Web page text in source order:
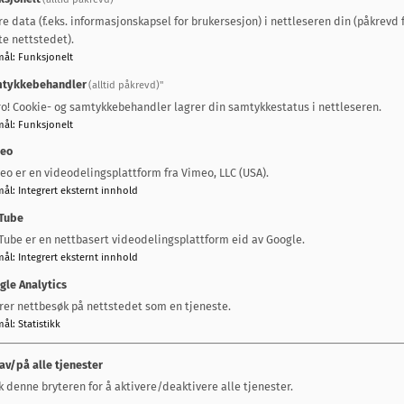
ha
frivillig
og
til det
og
med skriftlig begrunnelse til Midtre Gauldal
av Midtre Gauldal idrettsråd. Rådet avgjør
data (f.eks. informasjonskapsel for brukersesjon) i nettleseren din (påkrevd
nettstedet).
: Funksjonelt
(alltid påkrevd)"
Cookie- og samtykkebehandler lagrer din samtykkestatus i nettleseren.
: Funksjonelt
er en videodelingsplattform fra Vimeo, LLC (USA).
: Integrert eksternt innhold
er en nettbasert videodelingsplattform eid av Google.
: Integrert eksternt innhold
Analytics
nettbesøk på nettstedet som en tjeneste.
: Statistikk
på alle tjenester
denne bryteren for å aktivere/deaktivere alle tjenester.